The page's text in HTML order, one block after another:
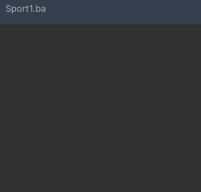
Sport1.ba